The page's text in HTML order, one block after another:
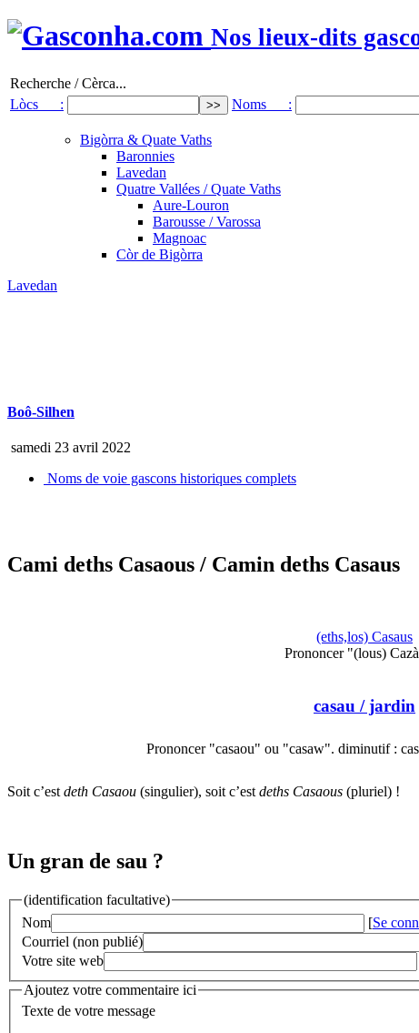
Nos lieux-dits
Recherche / Cèrca...
Lòcs :
Noms :
Bigòrra & Quate Vaths
Baronnies
Lavedan
Quatre Vallées / Quate Vaths
Aure-Louron
Barousse / Varossa
Magnoac
Còr de Bigòrra
Lavedan
Boô-Silhen
samedi 23 avril 2022
Noms de voie gascons historiques complets
Cami deths Casaous / Camin deths Casaus
(eths,los) Casaus
Prononcer "(lous)
casau / jardin
Prononcer "casaou" ou "casaw". diminutif :
Soit c’est deth Casaou (singulier), soit c’est deths Casaous (pluriel) !
Un gran de sau ?
(identification facultative)
Nom
[Se
Courriel (non publié)
Votre site web
Ajoutez votre commentaire ici
Texte de votre message